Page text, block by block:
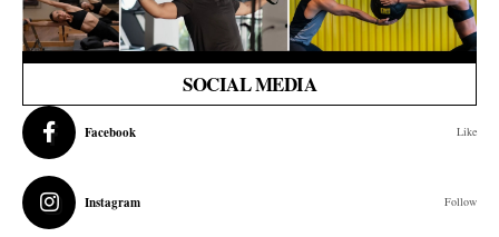
SOCIAL MEDIA
Facebook Like
Instagram Follow